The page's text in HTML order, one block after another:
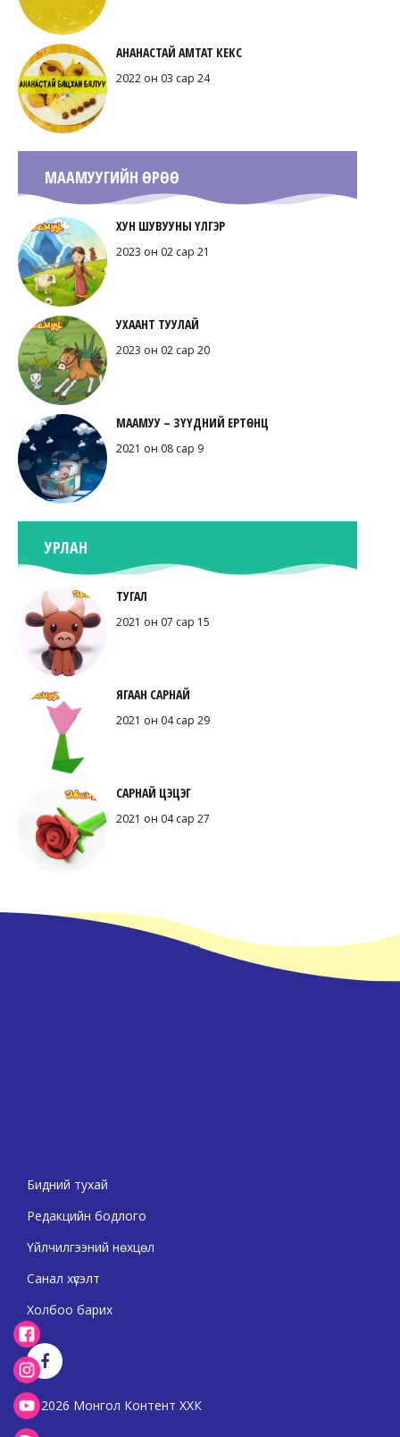
АНАНАСТАЙ АМТАТ КЕКС
2022 он 03 сар 24
МААМУУГИЙН ӨРӨӨ
ХУН ШУВУУНЫ ҮЛГЭР
2023 он 02 сар 21
УХААНТ ТУУЛАЙ
2023 он 02 сар 20
МААМУУ – ЗҮҮДНИЙ ЕРТӨНЦ
2021 он 08 сар 9
УРЛАН
ТУГАЛ
2021 он 07 сар 15
ЯГААН САРНАЙ
2021 он 04 сар 29
САРНАЙ ЦЭЦЭГ
2021 он 04 сар 27
Бидний тухай
Редакцийн бодлого
Үйлчилгээний нөхцөл
Санал хүсэлт
Холбоо барих
2026 Монгол Контент ХХК